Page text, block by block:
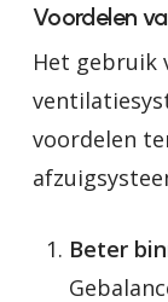
Voordelen
Het gebruik
voordelen
Beter